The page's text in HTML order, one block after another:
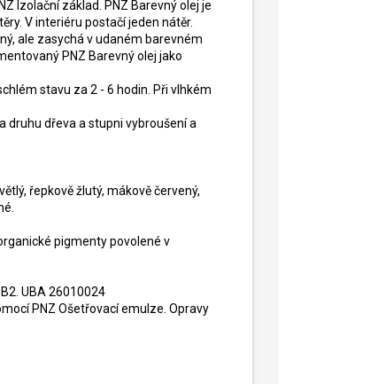
Izolační základ. PNZ Barevný olej je
V interiéru postačí jeden nátěr.
ale zasychá v udaném barevném
PNZ Barevný olej jako
stavu za 2 - 6 hodin. Při vlhkém
druhu dřeva a stupni vybroušení a
řepkově žlutý, mákově červený,
pigmenty povolené v
UBA 26010024
PNZ Ošetřovací emulze. Opravy